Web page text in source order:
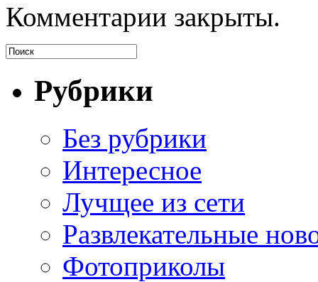
Комментарии закрыты.
Рубрики
Без рубрики
Интересное
Лучщее из сети
Развлекательные
Фотоприколы